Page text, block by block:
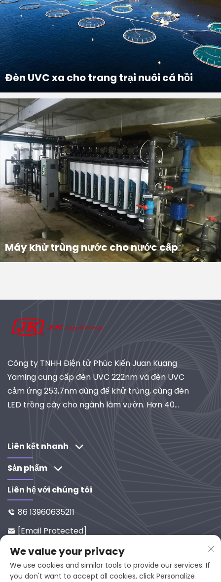
Đèn UVC xa cho trang trại nuôi cá hồi
Chất lượng nước trong nuôi cá hồi ảnh hưởng trực tiếp đến tỷ lệ sống và hiệu suất tăng trưởng, từ đó tác động đến năng suất và hiệu quả kinh tế, vì vậy cần xây dựng một hệ thống khử trùng nước hiệu quả và an toàn. Sau nghiên cứu thực nghiệm, dự án...
Máy khử trùng nước cho nước cấp
Công ty TNHH Điện tử Phúc Kiến Juan Kuang
Yaming cung cấp đèn UVC 222nm và đèn UVC
cảm ứng 253,7nm dùng để khử trùng, cùng đèn
LED trồng cây cho ngành làm vườn. Hơn 40
công nghiệp. Khám phá các giải pháp do R&D
thúc đẩy của chúng tôi.
Liên kết nhanh
Sản phẩm
Liên hệ với chúng tôi
 86 13960635211
 [email Protected]

Số 65-9, Đường Xixi, Yanping, Ph
Úc Kiến, 353001, Trung Quốc
We value your privacy
We use cookies and similar tools to provide our services. If
you don't want to accept all cookies, click Personalize